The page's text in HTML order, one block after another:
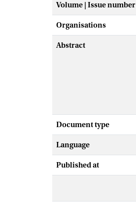
Volume | Issue number
Organisations
Abstract
Document type
Language
Published at